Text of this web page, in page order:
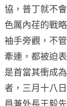
協，普丁就不
色厲內荏的戰
袖手旁觀，不
牽連，都被迫
是首當其衝成
者，三月十八